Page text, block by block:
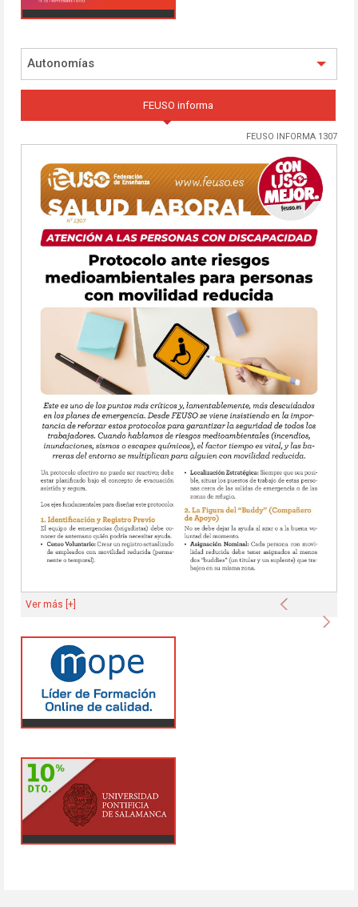
Autonomías
FEUSO informa
FEUSO INFORMA 1307
Anterior
Ver más [+]